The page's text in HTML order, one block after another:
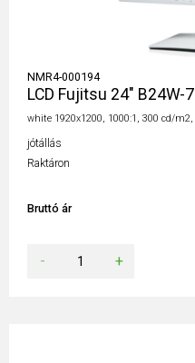
NMR4-000194
LCD Fujitsu 24" B24W-7
white 1920x1200, 1000:1, 300 cd/m2,
jótállás
Raktáron
Bruttó ár
- +